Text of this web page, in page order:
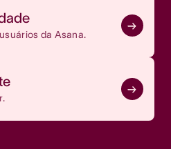
da Asana.